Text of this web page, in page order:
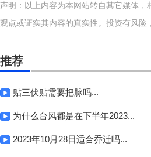
声明：以上内容为本网站转自其它媒体
观点或证实其内容的真实性。投资有风险
推荐
贴三伏贴需要把脉吗...
为什么台风都是在下半年2023...
2023年10月28日适合乔迁吗...